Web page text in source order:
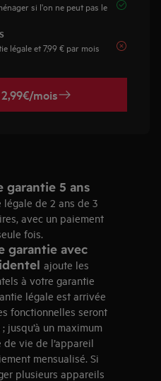
si l'on ne peut pas le
légale et 7,99 € par mois
mois
garantie 5 ans
de 2 ans de 3
avec un paiement
fois.
garantie avec
ajoute les
à votre garantie
légale est arrivée
fonctionnelles seront
jusqu’à un maximum
vie de l’appareil
mensualisé. Si
plusieurs appareils